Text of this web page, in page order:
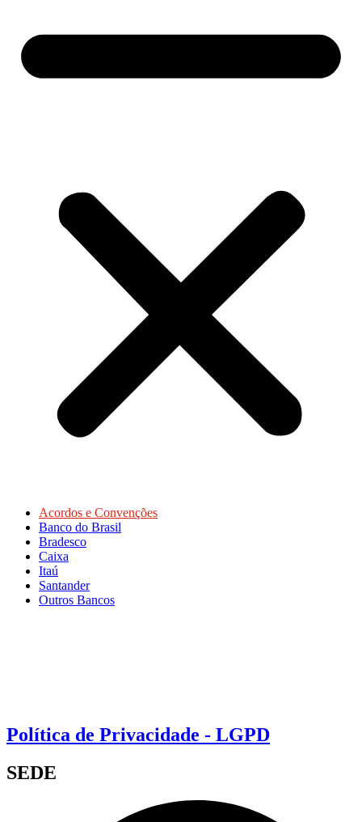
Acordos e Convenções
Banco do Brasil
Bradesco
Caixa
Itaú
Santander
Outros Bancos
Política de Privacidade - LGPD
SEDE